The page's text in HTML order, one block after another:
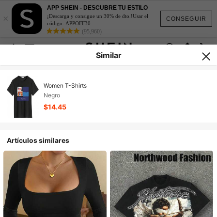
CONSEGUIR
×
APP SHEIN - DESCUBRE TU ESTILO
¡Descarga y consigue un 30% de dto.!Usar el
código: APPOFF30
(95,960)
Similar
Women T-Shirts
Negro
$14.45
Artículos similares